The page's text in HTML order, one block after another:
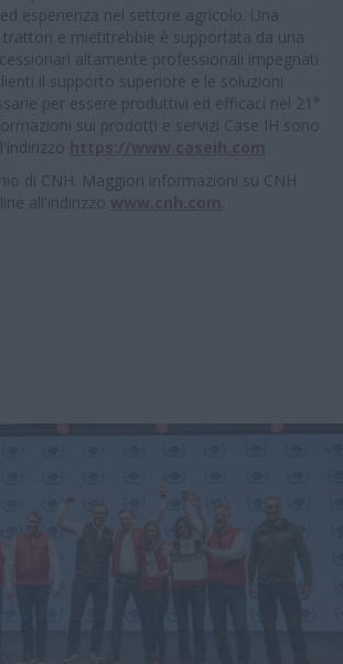
esperienza nel settore agricolo. Una
e mietitrebbie è supportata da una
altamente professionali impegnati
il supporto superiore e le soluzioni
per essere produttivi ed efficaci nel 21°
sui prodotti e servizi Case IH sono
di CNH. Maggiori informazioni su CNH
all'indirizzo